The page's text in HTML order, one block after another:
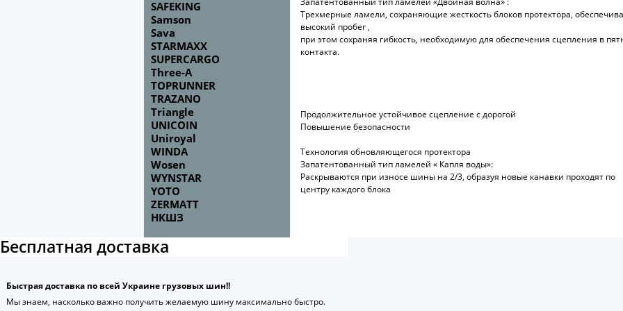
SAFEKING
Samson
Sava
STARMAXX
SUPERCARGO
Three-A
TOPRUNNER
TRAZANO
Triangle
UNICOIN
Uniroyal
WINDA
Wosen
WYNSTAR
YOTO
ZERMATT
НКШЗ
Трехмерные ламели, сохраняющие жесткость блоков протектора,
высокий пробег ,
при этом сохраняя гибкость, необходимую для обеспечения сцепления в
контакта.
Продолжительное устойчивое сцепление с дорогой
Повышение безопасности
Технология обновляющегося протектора
Запатентованный тип ламелей « Капля воды»:
Раскрываются при износе шины на 2/3, образуя новые канавки проходят по
центру каждого блока
Бесплатная доставка
Быстрая доставка по всей Украине грузовых шин!!
Мы знаем, насколько важно получить желаемую шину максимально быстро.